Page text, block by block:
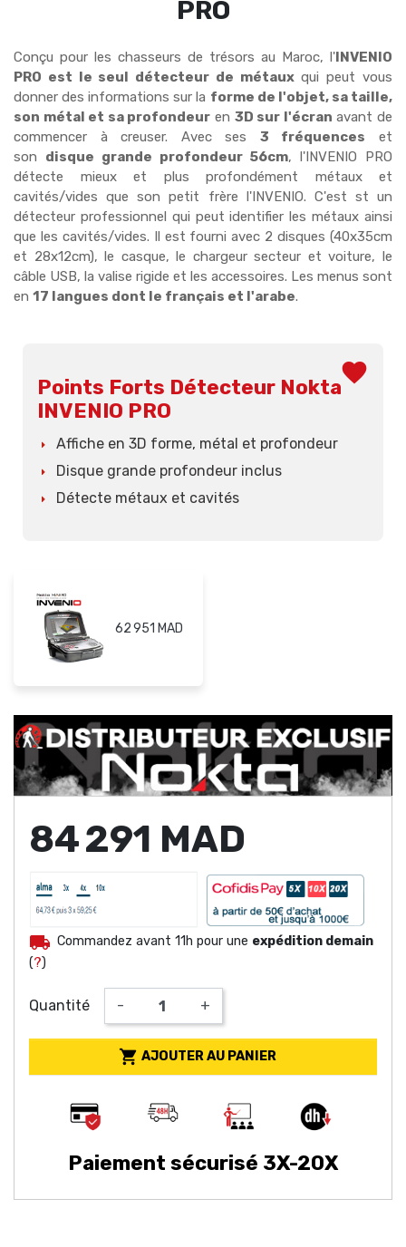
PRO
Conçu pour les chasseurs de trésors au Maroc, l'INVENIO
PRO est le seul détecteur de métauxqui peut vous
donner des informations sur la forme de l'objet, sa taille,
son métal et sa profondeur en 3D sur l'écran avant de
commencer à creuser. Avec ses 3 fréquences et
son disque grande profondeur 56cm, l'INVENIO PRO
détecte mieux et plus profondément métaux et
cavités/vides que son petit frère l'INVENIO. C'est st un
détecteur professionnel qui peut identifier les métaux ainsi
que les cavités/vides. Il est fourni avec 2 disques (40x35cm
et 28x12cm), le casque, le chargeur secteur et voiture, le
câble USB, la valise rigide et les accessoires. Les menus sont
en 17 langues dont le français et l'arabe.
favorite
Points Forts Détecteur Nokta
INVENIO PRO
Affiche en 3D forme, métal et profondeur
Disque grande profondeur inclus
Détecte métaux et cavités
62 951 MAD
84 291 MAD
local_shipping Commandez avant 11h pour une expédition demain
(?)
Quantité - +
 AJOUTER AU PANIER
Paiement sécurisé 3X-20X